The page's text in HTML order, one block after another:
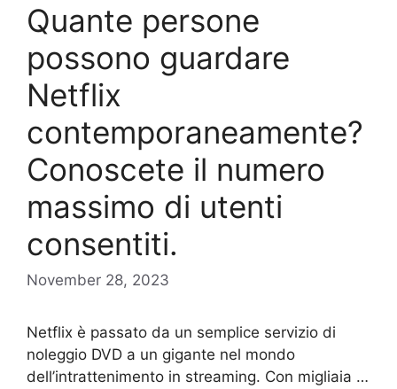
Quante persone
possono guardare
Netflix
contemporaneamente?
Conoscete il numero
massimo di utenti
consentiti.
November 28, 2023
Netflix è passato da un semplice servizio di
noleggio DVD a un gigante nel mondo
dell’intrattenimento in streaming. Con migliaia …